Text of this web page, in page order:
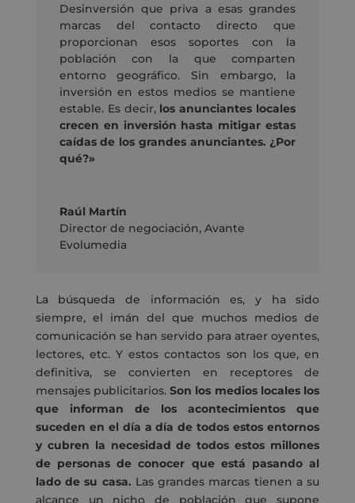
Desinversión que priva a esas grandes
marcas del contacto directo que
proporcionan esos soportes con la
población con la que comparten
entorno geográfico. Sin embargo, la
inversión en estos medios se mantiene
estable. Es decir, los anunciantes locales
crecen en inversión hasta mitigar estas
caídas de los grandes anunciantes. ¿Por
qué?»
Raúl Martín
Director de negociación, Avante
Evolumedia
La búsqueda de información es, y ha sido
siempre, el imán del que muchos medios de
comunicación se han servido para atraer oyentes,
lectores, etc. Y estos contactos son los que, en
definitiva, se convierten en receptores de
mensajes publicitarios.Son los medios locales los
que informan de los acontecimientos que
suceden en el día a día de todos estos entornos
y cubren la necesidad de todos estos millones
de personas de conocer que está pasando al
lado de su casa. Las grandes marcas tienen a su
alcance un nicho de población que supone